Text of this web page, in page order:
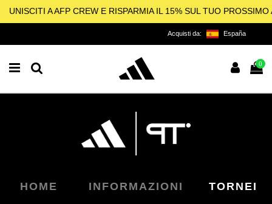
UNISCITI A AFP CREW E RISPARMIA IL 15% SUL TUO PROSSIMO
Acquisti da: España
0
HOME INFORMAZIONI TORNEI